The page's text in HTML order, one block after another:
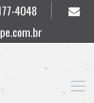
4048